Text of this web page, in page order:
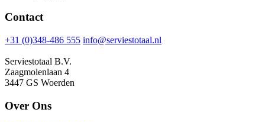
Contact
+31 (0)348-486 555 info@serviestotaal.nl
Serviestotaal B.V.
Zaagmolenlaan 4
3447 GS Woerden
Over Ons